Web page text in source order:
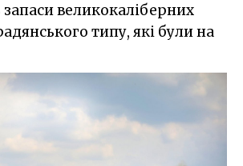
великокаліберних
типу, які були на